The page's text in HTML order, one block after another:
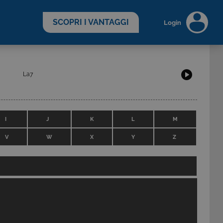
SCOPRI I VANTAGGI Login
La7
I J K L M
V W X Y Z